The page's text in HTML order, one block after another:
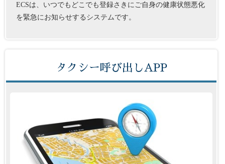
ECSは、いつでもどこでも登録さきにご自身の健康状態悪化
を緊急にお知らせするシステムです。
タクシー呼び出しAPP